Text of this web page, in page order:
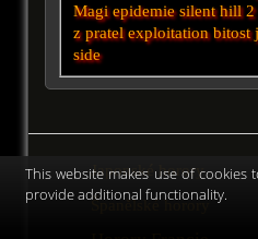
Magi epidemie silent hill
z pratel exploitation bitost
side
Japonské horory
Španělské horory
This website makes use of
provide additional functionality.